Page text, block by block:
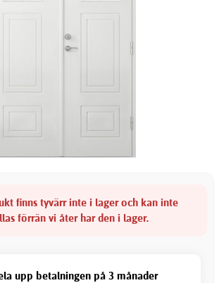
finns tyvärr inte i lager och kan inte
förrän vi åter har den i lager.
upp betalningen på 3 månader